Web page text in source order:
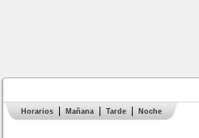
Horarios Mañana Tarde Noche